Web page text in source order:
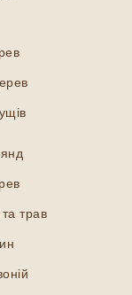
та трав